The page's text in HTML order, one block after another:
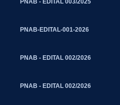
PNAB-EDITAL-001-2026
PNAB - EDITAL 002/2026
PNAB - EDITAL 002/2026